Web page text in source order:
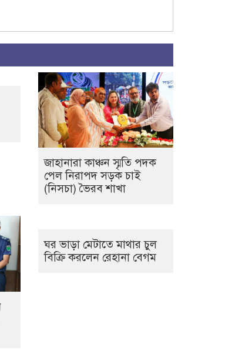
জাহানারা কাঞ্চন স্মৃতি পদক
পেল নিরাপদ সড়ক চাই
(নিসচা) ভৈরব শাখা
ঘর ভাড়া মেটাতে মাথার চুল
বিক্রি করলেন রেহানা বেগম